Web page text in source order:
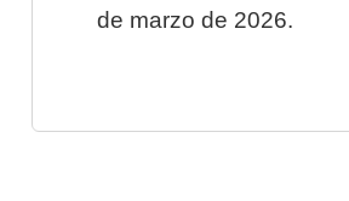
de marzo de 2026.